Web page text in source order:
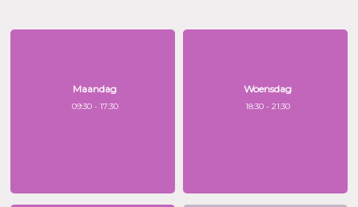
Maandag
09:30 - 17:30
Woensdag
18:30 - 21:30